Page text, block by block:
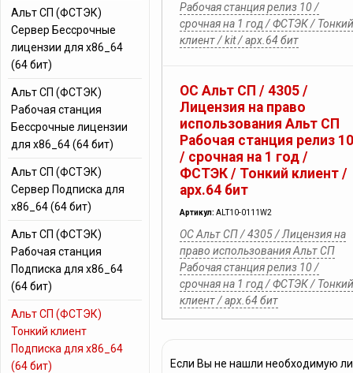
Рабочая станция релиз 10 /
срочная на 1 год / ФСТЭК / Тонкий
клиент / kit / арх.64 бит
ОC Альт СП / 4305 /
Лицензия на право
использования Альт СП
Рабочая станция релиз 10
/ срочная на 1 год /
ФСТЭК / Тонкий клиент /
арх.64 бит
Артикул: ALT10-0111W2
ОC Альт СП / 4305 / Лицензия на
право использования Альт СП
Рабочая станция релиз 10 /
срочная на 1 год / ФСТЭК / Тонкий
клиент / арх.64 бит
Если Вы не нашли необходимую
Альт СП (ФСТЭК)
Сервер Бессрочные
лицензии для x86_64
(64 бит)
Альт СП (ФСТЭК)
Рабочая станция
Бессрочные лицензии
для x86_64 (64 бит)
Альт СП (ФСТЭК)
Сервер Подписка для
x86_64 (64 бит)
Альт СП (ФСТЭК)
Рабочая станция
Подписка для x86_64
(64 бит)
Альт СП (ФСТЭК)
Тонкий клиент
Подписка для x86_64
(64 бит)